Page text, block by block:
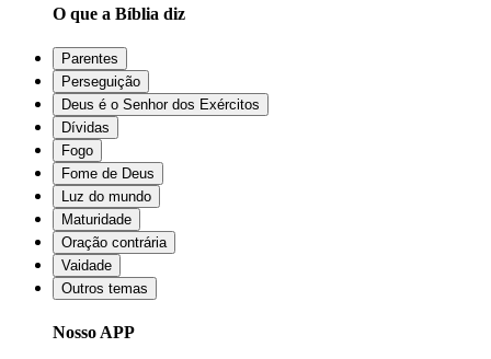
O que a Bíblia diz
Parentes
Perseguição
Deus é o Senhor dos Exércitos
Dívidas
Fogo
Fome de Deus
Luz do mundo
Maturidade
Oração contrária
Vaidade
Outros temas
Nosso APP